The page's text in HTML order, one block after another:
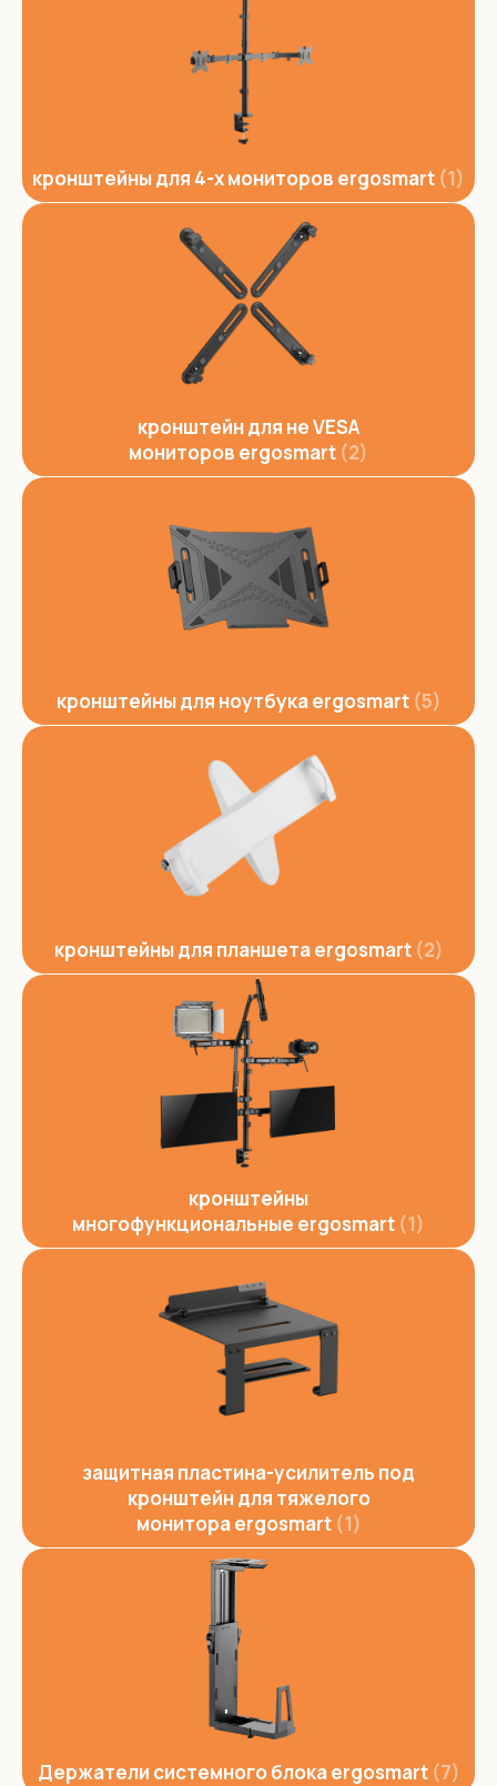
кронштейны для 4-х мониторов ergosmart 1
кронштейн для не VESA
мониторов ergosmart 2
кронштейны для ноутбука ergosmart 5
кронштейны для планшета ergosmart 2
кронштейны
многофункциональные ergosmart 1
защитная пластина-усилитель под
кронштейн для тяжелого
монитора ergosmart 1
Держатели системного блока ergosmart 7